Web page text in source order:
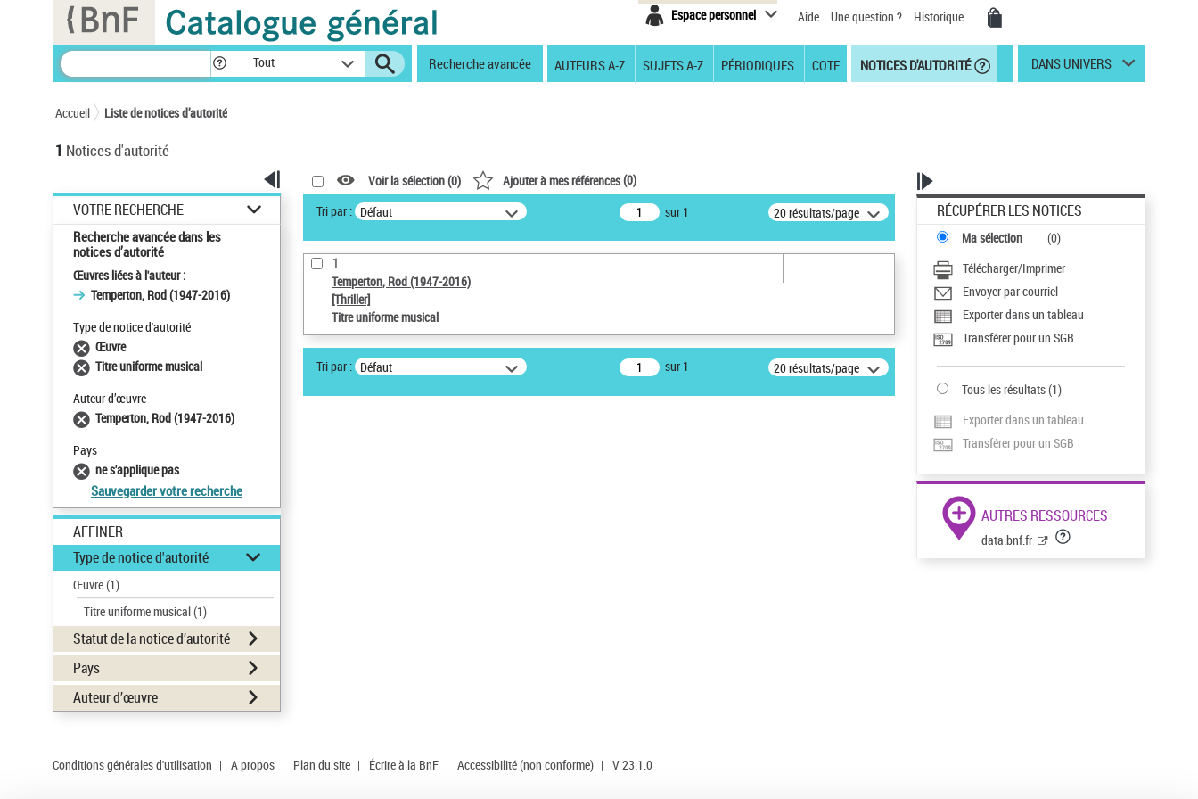
Espace personnel Aide Une question ? Historique
Tout Recherche avancée AUTEURS A-Z SUJETS A-Z PÉRIODIQUES COTE NOTICES D'AUTORITÉ DANS UNIVERS
Accueil Liste de notices d’autorité
1 Notices d'autorité
VOTRE RECHERCHE
Recherche avancée dans les
notices d’autorité
Œuvres liées à l'auteur :
Temperton, Rod (1947-2016)
Type de notice d'autorité
Œuvre
Titre uniforme musical
Auteur d’œuvre
Temperton, Rod (1947-2016)
Pays
ne s'applique pas
Sauvegarder votre recherche
AFFINER
Type de notice d'autorité
Œuvre(1)
Titre uniforme musical(1)
Statut de la notice d’autorité
Pays
Auteur d’œuvre
Voir la sélection (0) Ajouter à mes références(0)
Tri par : Défaut sur 1 20 résultats/page
1
Temperton, Rod (1947-2016)
[Thriller]
Titre uniforme musical
Tri par : Défaut sur 1 20 résultats/page
RÉCUPÉRER LES NOTICES
Ma sélection (0)
Télécharger/Imprimer
Envoyer par courriel
Exporter dans un tableau
Transférer pour un SGB
Tous les résultats(1)
Exporter dans un tableau
Transférer pour un SGB
AUTRES RESSOURCES
data.bnf.fr
Conditions générales d'utilisation | A propos | Plan du site | Écrire à la BnF | Accessibilité (non conforme) | V 23.1.0
Panneau de gestion des cookies